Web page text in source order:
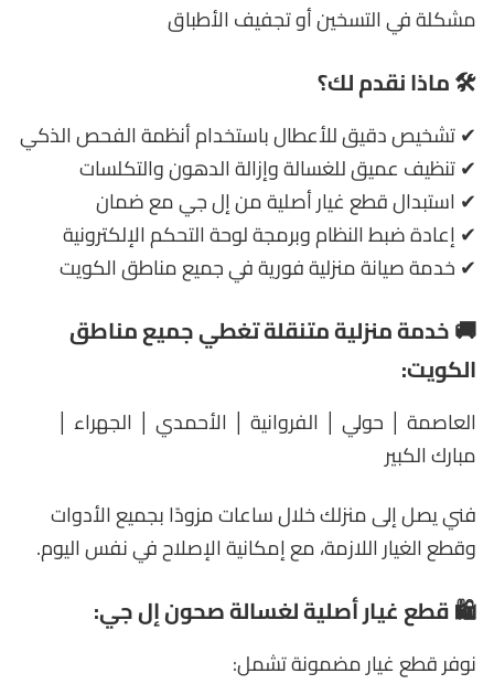
مشكلة في التسخين أو تجفيف الأطباق
🛠️ ماذا نقدم لك؟
✔ تشخيص دقيق للأعطال باستخدام أنظمة الفحص الذكي
✔ تنظيف عميق للغسالة وإزالة الدهون والتكلسات
✔ استبدال قطع غيار أصلية من إل جي مع ضمان
✔ إعادة ضبط النظام وبرمجة لوحة التحكم الإلكترونية
✔ خدمة صيانة منزلية فورية في جميع مناطق الكويت
🚚 خدمة منزلية متنقلة تغطي جميع مناطق
الكويت:
العاصمة │ حولي │ الفروانية │ الأحمدي │ الجهراء │
مبارك الكبير
فني يصل إلى منزلك خلال ساعات مزودًا بجميع الأدوات
وقطع الغيار اللازمة، مع إمكانية الإصلاح في نفس اليوم.
🛍️ قطع غيار أصلية لغسالة صحون إل جي:
نوفر قطع غيار مضمونة تشمل: